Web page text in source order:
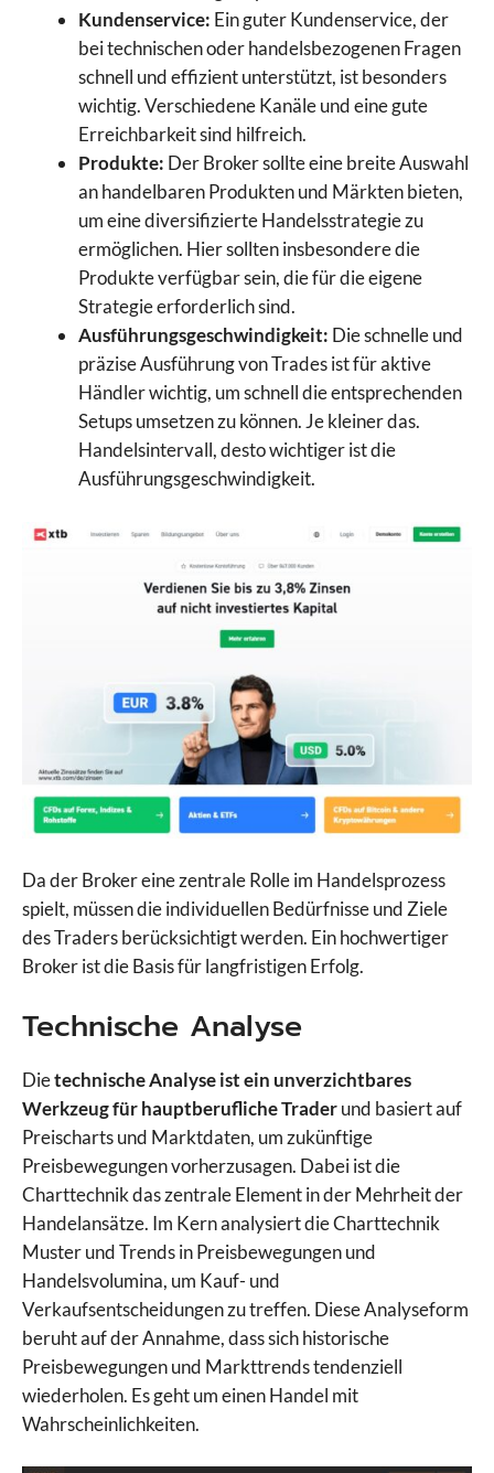
Kundenservice: Ein guter Kundenservice, der
bei technischen oder handelsbezogenen Fragen
schnell und effizient unterstützt, ist besonders
wichtig. Verschiedene Kanäle und eine gute
Erreichbarkeit sind hilfreich.
Produkte: Der Broker sollte eine breite Auswahl
an handelbaren Produkten und Märkten bieten,
um eine diversifizierte Handelsstrategie zu
ermöglichen. Hier sollten insbesondere die
Produkte verfügbar sein, die für die eigene
Strategie erforderlich sind.
Ausführungsgeschwindigkeit: Die schnelle und
präzise Ausführung von Trades ist für aktive
Händler wichtig, um schnell die entsprechenden
Setups umsetzen zu können. Je kleiner das.
Handelsintervall, desto wichtiger ist die
Ausführungsgeschwindigkeit.
Da der Broker eine zentrale Rolle im Handelsprozess
spielt, müssen die individuellen Bedürfnisse und Ziele
des Traders berücksichtigt werden. Ein hochwertiger
Broker ist die Basis für langfristigen Erfolg.
Technische Analyse
Dietechnische Analyse ist ein unverzichtbares
Werkzeug für hauptberufliche Traderund basiert auf
Preischarts und Marktdaten, um zukünftige
Preisbewegungen vorherzusagen. Dabei ist die
Charttechnik das zentrale Element in der Mehrheit der
Handelansätze. Im Kern analysiert die Charttechnik
Muster und Trends in Preisbewegungen und
Handelsvolumina, um Kauf- und
Verkaufsentscheidungen zu treffen. Diese Analyseform
beruht auf der Annahme, dass sich historische
Preisbewegungen und Markttrends tendenziell
wiederholen. Es geht um einen Handel mit
Wahrscheinlichkeiten.